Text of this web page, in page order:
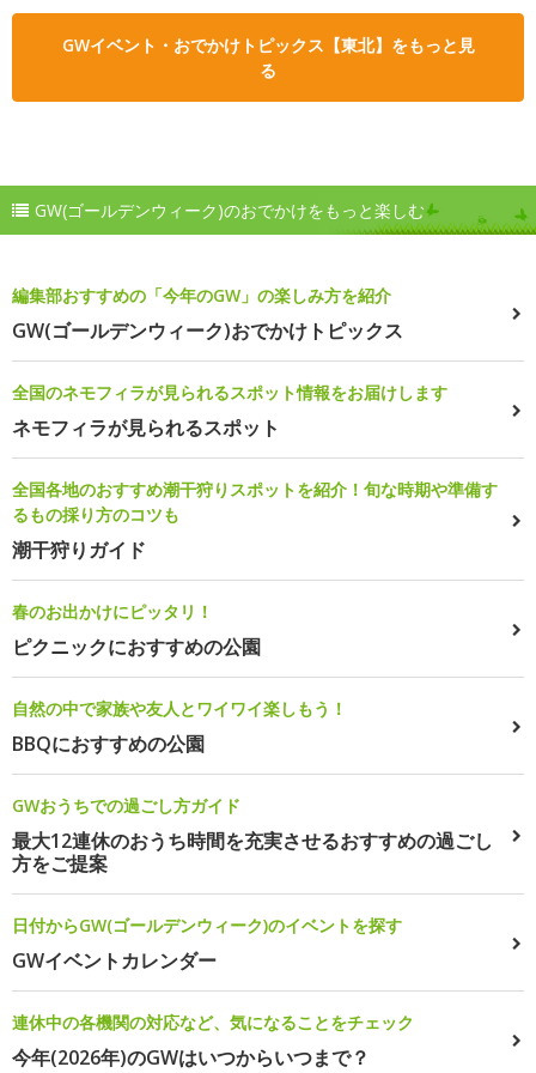
GWイベント・おでかけトピックス【東北】をもっと見
る
GW(ゴールデンウィーク)のおでかけをもっと楽しむ
編集部おすすめの「今年のGW」の楽しみ方を紹介
GW(ゴールデンウィーク)おでかけトピックス
全国のネモフィラが見られるスポット情報をお届けします
ネモフィラが見られるスポット
全国各地のおすすめ潮干狩りスポットを紹介！旬な時期や準備す
るもの採り方のコツも
潮干狩りガイド
春のお出かけにピッタリ！
ピクニックにおすすめの公園
自然の中で家族や友人とワイワイ楽しもう！
BBQにおすすめの公園
GWおうちでの過ごし方ガイド
最大12連休のおうち時間を充実させるおすすめの過ごし
方をご提案
日付からGW(ゴールデンウィーク)のイベントを探す
GWイベントカレンダー
連休中の各機関の対応など、気になることをチェック
今年(2026年)のGWはいつからいつまで？